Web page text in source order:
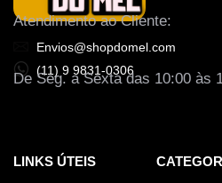
Atendimento ao Cliente:
Envios@shopdomel.com
(11) 9 9831-0306
De Seg. a Sexta das 10:00 às
LINKS ÚTEIS